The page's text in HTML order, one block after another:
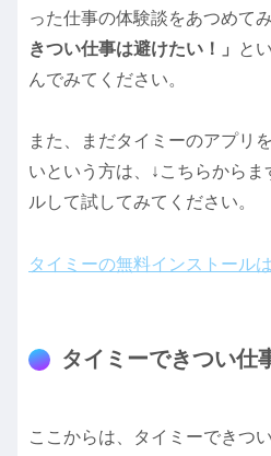
った仕事の体験談をあつめてみ
きつい仕事は避けたい！」
と
んでみてください。
また、まだタイミーのアプリ
いという方は、↓こちらから
ルして試してみてください。
タイミーの無料インストール
タイミーできつい仕
ここからは、タイミーできつ